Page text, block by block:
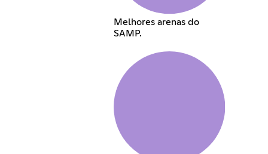
Melhores arenas do
SAMP.